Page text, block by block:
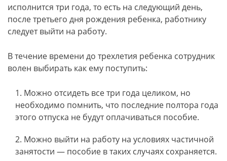
исполнится три года, то есть на следующий день,
после третьего дня рождения ребенка, работнику
следует выйти на работу.
В течение времени до трехлетия ребенка сотрудник
волен выбирать как ему поступить:
Можно отсидеть все три года целиком, но
необходимо помнить, что последние полтора года
этого отпуска не будут оплачиваться пособие.
Можно выйти на работу на условиях частичной
занятости — пособие в таких случаях сохраняется.